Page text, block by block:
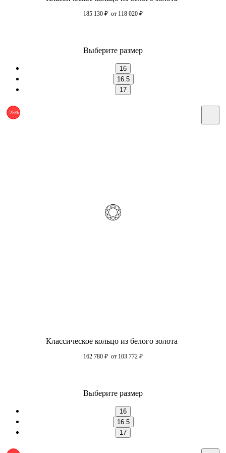
185 130 ₽ от 118 020 ₽
Выберите размер
16
16.5
17
-25%
Классическое кольцо из белого золота
162 780 ₽ от 103 772 ₽
Выберите размер
16
16.5
17